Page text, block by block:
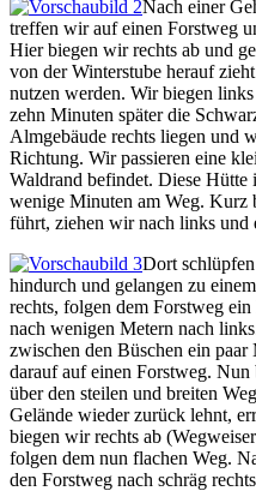
Nach einer
treffen wir auf einen Forstweg
Hier biegen wir rechts ab und
von der Winterstube herauf
nutzen werden. Wir biegen
zehn Minuten später die
Almgebäude rechts liegen und
Richtung. Wir passieren eine
Waldrand befindet. Diese
wenige Minuten am Weg. Kurz
führt, ziehen wir nach links und
Dort
hindurch und gelangen zu
rechts, folgen dem Forstweg
nach wenigen Metern nach
zwischen den Büschen ein
darauf auf einen Forstweg.
über den steilen und breiten
Gelände wieder zurück lehnt,
biegen wir rechts ab
folgen dem nun flachen Weg.
den Forstweg nach schräg